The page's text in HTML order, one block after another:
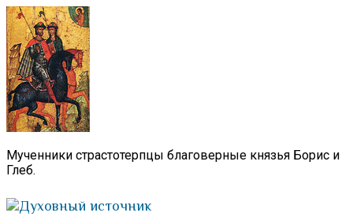
Мученники страстотерпцы благоверные князья Борис и
Глеб.
Духовный источник